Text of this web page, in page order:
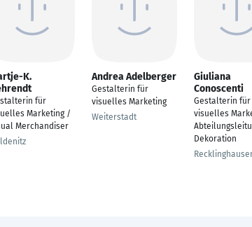
K.
für
Marketing /
Merchandiser
Andrea Adelberger
Gestalterin für
visuelles Marketing
Weiterstadt
Giuliana
Conoscenti
Gestalterin für
visuelles
Dekoration